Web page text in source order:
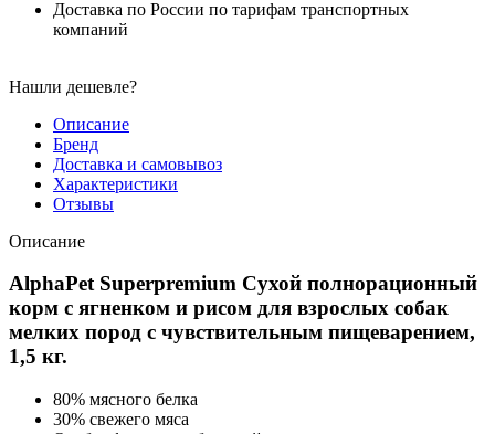
Доставка по России по тарифам транспортных
компаний
Нашли дешевле?
Описание
Бренд
Доставка и самовывоз
Характеристики
Отзывы
Описание
AlphaPet Superpremium Сухой полнорационный
корм с ягненком и рисом для взрослых собак
мелких пород с чувствительным пищеварением,
1,5 кг.
80% мясного белка
30% свежего мяса